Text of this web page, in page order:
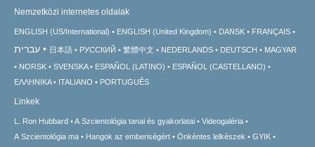
Nemzetközi internetes oldalak
ENGLISH (US/International) ENGLISH (United Kingdom) DANSK FRANÇAIS
עברית 日本語 РУССКИЙ 繁體中文 NEDERLANDS DEUTSCH
MAGYAR
NORSK
SVENSKA ESPAÑOL (LATINO)
ESPAÑOL (CASTELLANO)
ΕΛΛΗΝΙΚA
ITALIANO PORTUGUÊS
Linkek
L. Ron Hubbard A Szcientológia tanai és gyakorlatai
Videogaléria
A Szcientológia ma
Hangok az emberiségért Önkéntes lelkészek GYIK